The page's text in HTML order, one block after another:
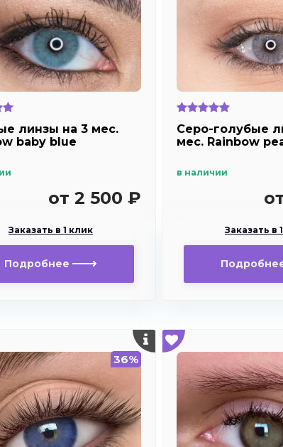
линзы на 3 мес.
baby blue
от 2 500 ₽
Заказать в 1 клик
Подробнее
Серо-голубые
мес. Rainbow
в наличии
Заказать в
36%